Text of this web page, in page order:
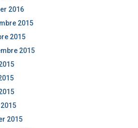
2016
2015
2015
2015
2015